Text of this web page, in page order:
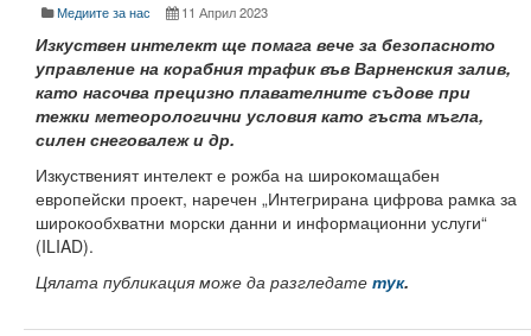
Стратегия за интернационализация. PDF
CEEPUS
ПРИЕМ чуждестранни студенти
Отдел “Международно сътрудничество и чуждестранни
Услуги
Медиите за нас 11 Април 2023
Изкуствен интелект ще помага вече за безопасното
управление на корабния трафик във Варненския залив,
като насочва прецизно плавателните съдове при
тежки метеорологични условия като гъста мъгла,
силен снеговалеж и др.
Изкуственият интелект е рожба на широкомащабен
европейски проект, наречен „Интегрирана цифрова рамка за
широкообхватни морски данни и информационни услуги“
(ILIAD).
Цялата публикация може да разгледате тук.